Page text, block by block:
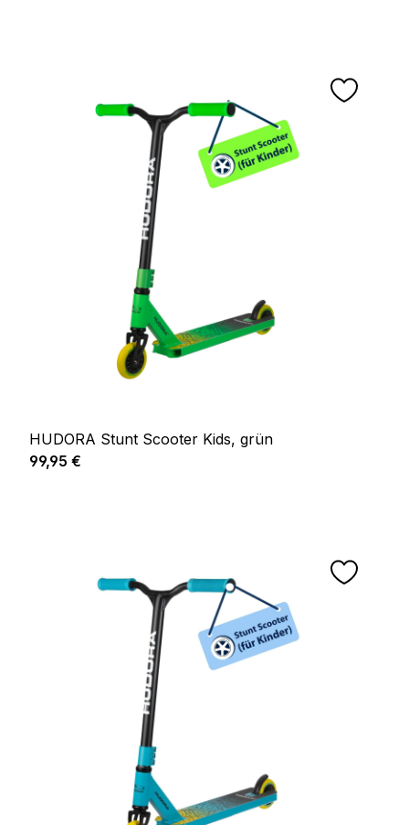
HUDORA Stunt Scooter Kids, grün
Regulärer Preis:
99,95 €